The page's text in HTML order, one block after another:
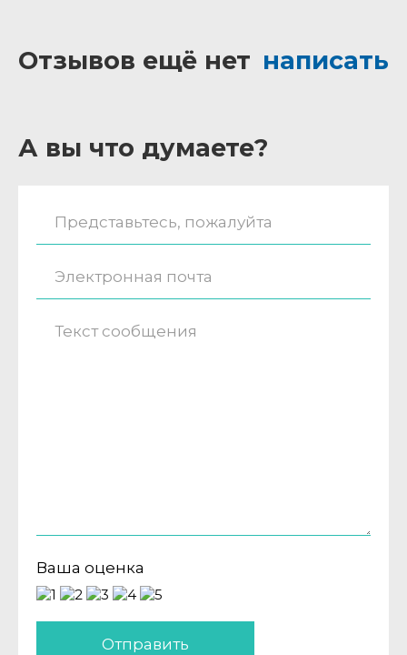
Отзывов ещё нет написать
А вы что думаете?
Ваша оценка
Отправить